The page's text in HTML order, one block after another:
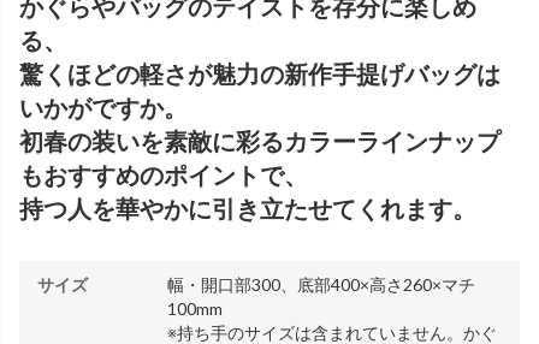
かぐらやバッグのテイストを存分に楽しめ
る、
驚くほどの軽さが魅力の新作手提げバッグは
いかがですか。
初春の装いを素敵に彩るカラーラインナップ
もおすすめのポイントで、
持つ人を華やかに引き立たせてくれます。
サイズ
幅・開口部300、底部400×高さ260×マチ
100mm
※持ち手のサイズは含まれていません。かぐ